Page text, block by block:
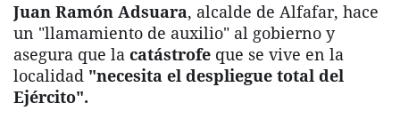
Juan Ramón Adsuara, alcalde de Alfafar, hace
un "llamamiento de auxilio" al gobierno y
asegura que la catástrofe que se vive en la
localidad "necesita el despliegue total del
Ejército".